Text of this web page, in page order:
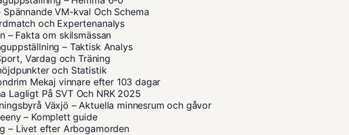
VM-kval Och Schema
och Expertenanalys
– Fakta om skilsmässan
– Taktisk Analys
Vardag och Träning
och Statistik
Mekaj vinnare efter 103 dagar
Lagligt På SVT Och NRK 2025
Växjö – Aktuella minnesrum och gåvor
– Komplett guide
– Livet efter Arbogamorden